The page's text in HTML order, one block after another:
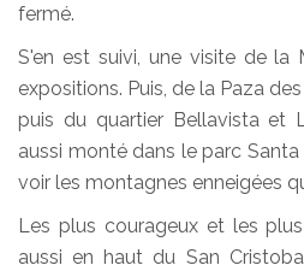
fermé.
S'en est suivi, une visite de la
expositions. Puis, de la Paza
puis du quartier Bellavista et
aussi monté dans le parc
voir les montagnes enneigées
Les plus courageux et les
aussi en haut du San